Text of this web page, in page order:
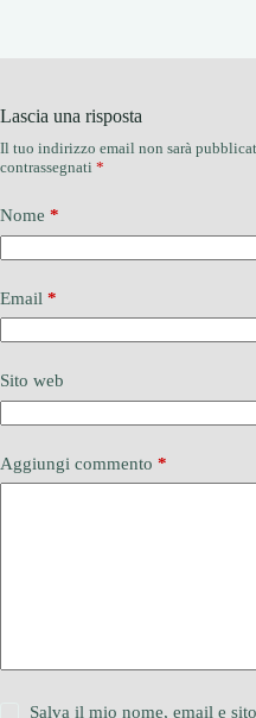
Lascia una risposta
Il tuo indirizzo email non sarà
contrassegnati *
Nome *
Email *
Sito web
Aggiungi commento *
Salva il mio nome, email e